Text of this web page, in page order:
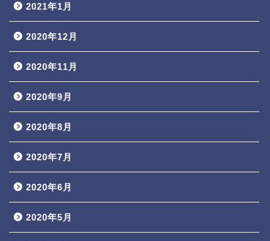
2021年1月
2020年12月
2020年11月
2020年9月
2020年8月
2020年7月
2020年6月
2020年5月